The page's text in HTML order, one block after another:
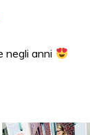
negli anni